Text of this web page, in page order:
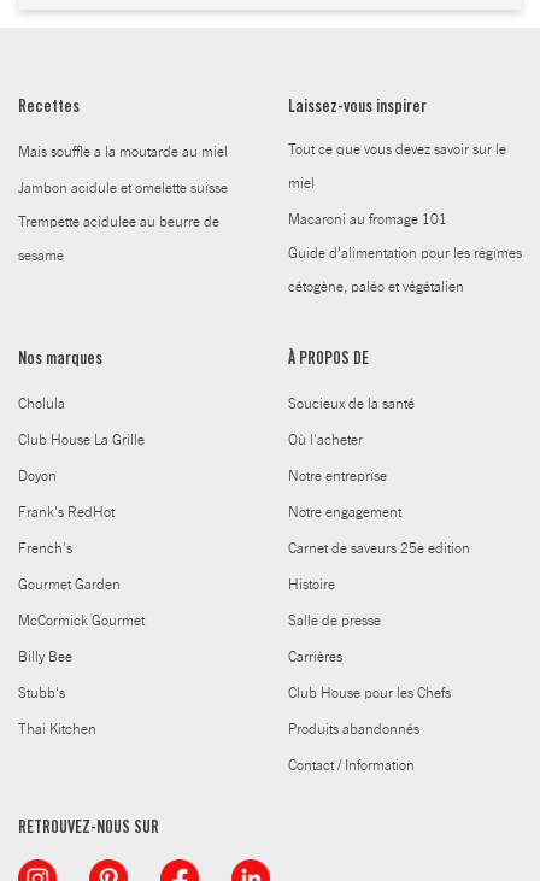
Recettes
Mais souffle a la moutarde au miel
Jambon acidule et omelette suisse
Trempette acidulee au beurre de
sesame
Laissez-vous inspirer
Tout ce que vous devez savoir sur le
miel
Macaroni au fromage 101
Guide d’alimentation pour les régimes
cétogène, paléo et végétalien
Nos marques
Cholula
Club House La Grille
Doyon
Frank's RedHot
French's
Gourmet Garden
McCormick Gourmet
Billy Bee
Stubb's
Thai Kitchen
À PROPOS DE
Soucieux de la santé
Où l'acheter
Notre entreprise
Notre engagement
Carnet de saveurs 25e edition
Histoire
Salle de presse
Carrières
Club House pour les Chefs
Produits abandonnés
Contact / Information
RETROUVEZ-NOUS SUR